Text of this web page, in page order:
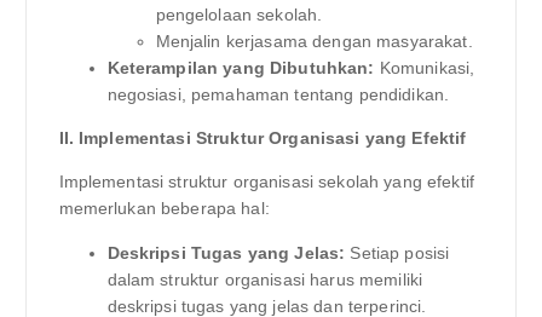
pengelolaan sekolah.
Menjalin kerjasama dengan masyarakat.
Keterampilan yang Dibutuhkan: Komunikasi,
negosiasi, pemahaman tentang pendidikan.
II. Implementasi Struktur Organisasi yang Efektif
Implementasi struktur organisasi sekolah yang efektif
memerlukan beberapa hal:
Deskripsi Tugas yang Jelas: Setiap posisi
dalam struktur organisasi harus memiliki
deskripsi tugas yang jelas dan terperinci.